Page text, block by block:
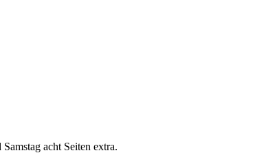
acht Seiten extra.